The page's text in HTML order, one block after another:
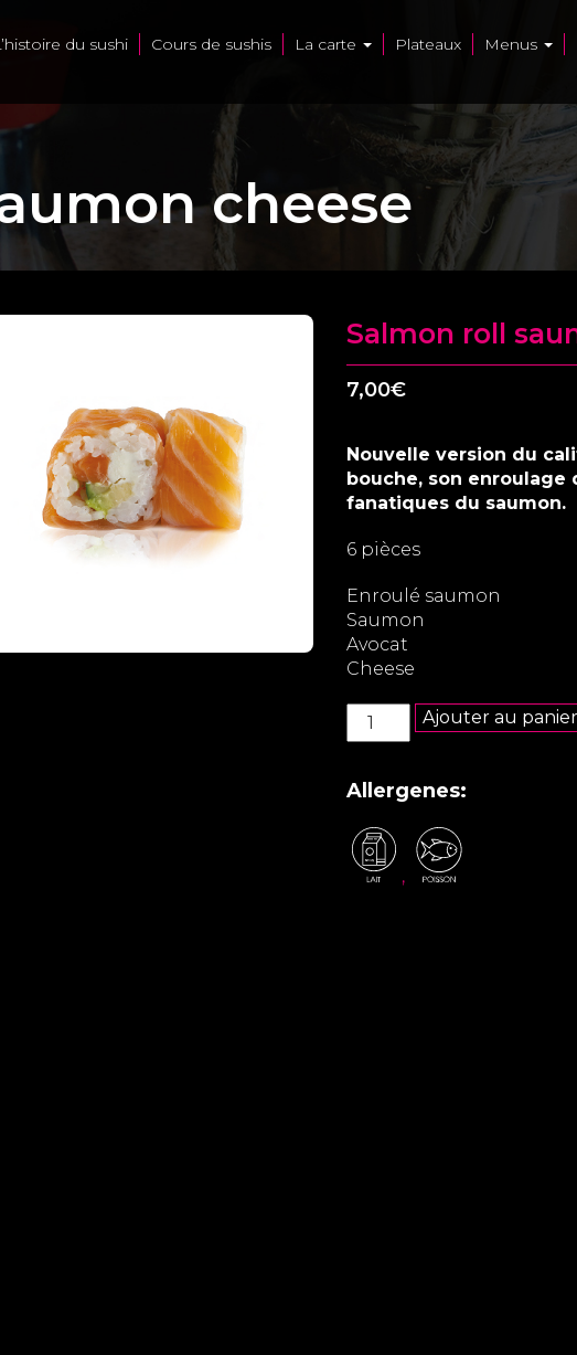
du sushi Cours de sushis La carte Plateaux Menus
cheese
Salmon roll
7,00€
Nouvelle version du
bouche, son enroulage
fanatiques du saumon.
6 pièces
Enroulé saumon
Saumon
Avocat
Cheese
quantité
de
roll
cheese
Ajouter au
Allergenes:
,